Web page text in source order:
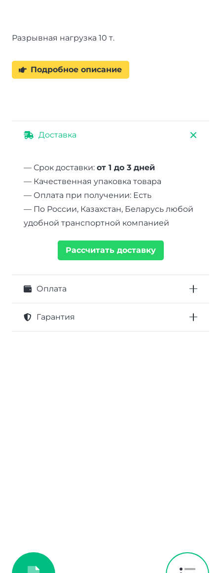
Разрывная нагрузка 10 т.
Подробное описание
Доставка
— Срок доставки: от 1 до 3 дней
— Качественная упаковка товара
— Оплата при получении: Есть
— По России, Казахстан, Беларусь любой
удобной транспортной компанией
Рассчитать доставку
Оплата
Гарантия